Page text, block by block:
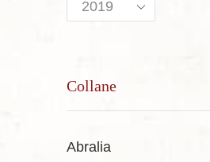
Collane
Abralia